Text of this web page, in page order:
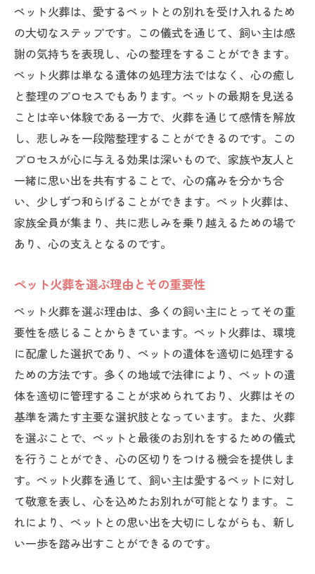
ペット火葬前に確認すべき心の準備
ペット火葬におけるサポートの活用法
ペット火葬をスムーズに進めるためのヒン
ト
ペット火葬後の心の整理に役立つアドバイ
ス
ペット火葬で感謝の気持ちを伝える方法
ペット火葬で感謝の言葉を伝えるタイミン
グ
ペットへの感謝を表現するための方法
感謝の気持ちを形にするためのアイデア
ペットの思い出と共に感謝を伝える手法
ペット火葬における感謝のメッセージの例
ペット火葬での最後の瞬間の見送り方
ペット火葬前の最後の瞬間の重要性
ペットとの最期の時間を大切にする方法
ペット火葬での見送りに必要な心構え
ペット火葬での見送りを特別なものにする
ヒント
最期の瞬間を共に過ごすための工夫
ペット火葬での見送りを通じて心を癒す
ペット火葬を通じて思い出を心に刻む
ペット火葬で思い出を振り返る儀式
ペット火葬は、愛するペットとの別れを受け入れるため
の大切なステップです。この儀式を通じて、飼い主は感
謝の気持ちを表現し、心の整理をすることができます。
ペット火葬は単なる遺体の処理方法ではなく、心の癒し
と整理のプロセスでもあります。ペットの最期を見送る
ことは辛い体験である一方で、火葬を通じて感情を解放
し、悲しみを一段階整理することができるのです。この
プロセスが心に与える効果は深いもので、家族や友人と
一緒に思い出を共有することで、心の痛みを分かち合
い、少しずつ和らげることができます。ペット火葬は、
家族全員が集まり、共に悲しみを乗り越えるための場で
あり、心の支えとなるのです。
ペット火葬を選ぶ理由とその重要性
ペット火葬を選ぶ理由は、多くの飼い主にとってその重
要性を感じることからきています。ペット火葬は、環境
に配慮した選択であり、ペットの遺体を適切に処理する
ための方法です。多くの地域で法律により、ペットの遺
体を適切に管理することが求められており、火葬はその
基準を満たす主要な選択肢となっています。また、火葬
を選ぶことで、ペットと最後のお別れをするための儀式
を行うことができ、心の区切りをつける機会を提供しま
す。ペット火葬を通じて、飼い主は愛するペットに対し
て敬意を表し、心を込めたお別れが可能となります。こ
れにより、ペットとの思い出を大切にしながらも、新し
い一歩を踏み出すことができるのです。